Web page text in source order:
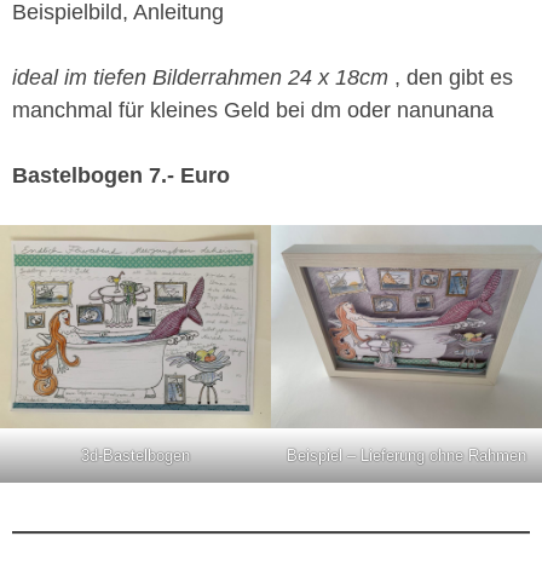
Beispielbild, Anleitung
ideal im tiefen Bilderrahmen 24 x 18cm , den gibt es
manchmal für kleines Geld bei dm oder nanunana
Bastelbogen 7.- Euro
3d-Bastelbogen Beispiel – Lieferung ohne Rahmen